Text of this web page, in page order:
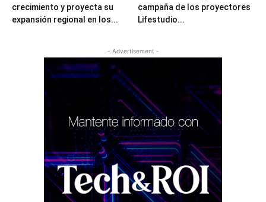
crecimiento y proyecta su
expansión regional en los...
campaña de los proyectores
Lifestudio...
- Advertisement -